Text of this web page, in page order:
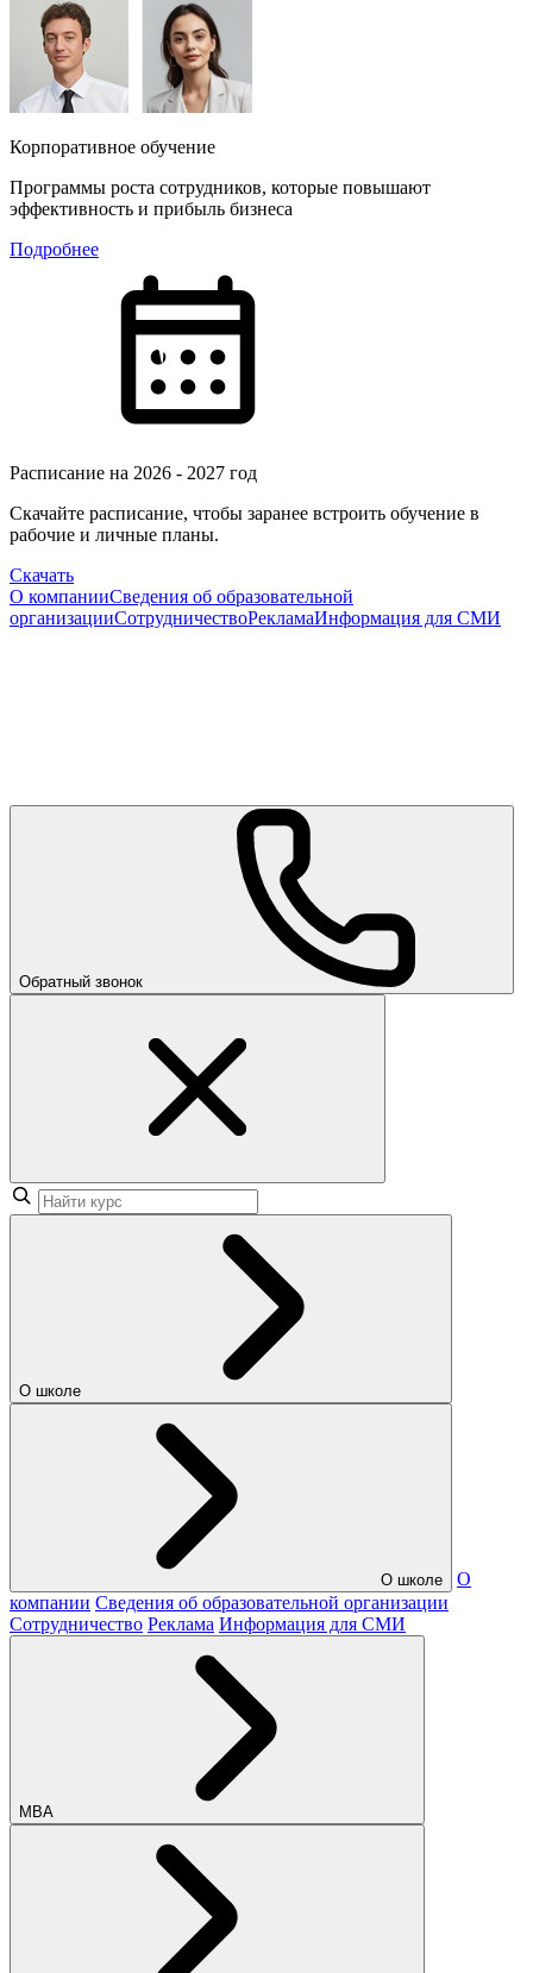
Корпоративное обучение
Программы роста сотрудников, которые повышают
эффективность и прибыль бизнеса
Подробнее
Расписание на 2026 - 2027 год
Скачайте расписание, чтобы заранее встроить обучение в
рабочие и личные планы.
Скачать
О компанииСведения об образовательной
организацииСотрудничествоРекламаИнформация для СМИ
Обратный звонок
О школе
О школе
О
компании Сведения об образовательной организации
Сотрудничество Реклама Информация для СМИ
МВА